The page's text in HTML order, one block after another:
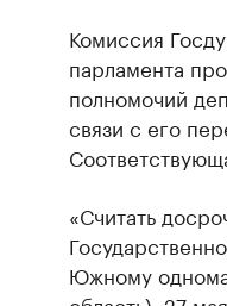
Комиссия
парламента
полномочий
связи с его
«Считать
Южному